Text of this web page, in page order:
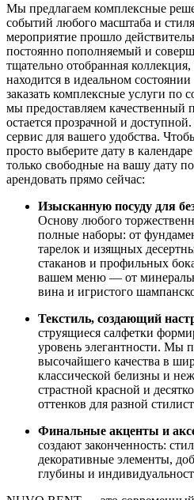
Мы предлагаем комплексные
событий любого масштаба и
мероприятие прошло
постоянно пополняемый и
тщательно отобранная
находится в идеальном
заказать комплексные услуги по
мы предоставляем качественный
остается прозрачной и
сервис для вашего удобства.
просто выберите дату в
только свободные на вашу дату
арендовать прямо сейчас:
Изысканную посуду для
Основу любого
полные наборы: от
тарелок и изящных
стаканов и профильных
вашем меню — от
вина и игристого
Текстиль, создающий
струящиеся салфетки
уровень элегантности. Мы
высочайшего качества в
классической белизны и
страстной красной и
оттенков для разной
Финальные акценты и
создают законченность:
декоративные элементы,
глубины и